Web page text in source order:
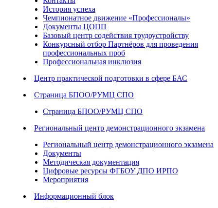
История успеха
Чемпионатное движение «Профессионалы»
Документы ЦОПП
Базовый центр содействия трудоустройству
Конкурсный отбор Партнёров для проведения
профессиональных проб
Профессиональная инклюзия
Центр практической подготовки в сфере БАС
Страница БПОО/РУМЦ СПО
Страница БПОО/РУМЦ СПО
Региональный центр демонстрационного экзамена
Региональный центр демонстрационного экзамена
Документы
Методическая документация
Цифровые ресурсы ФГБОУ ДПО ИРПО
Мероприятия
Информационный блок